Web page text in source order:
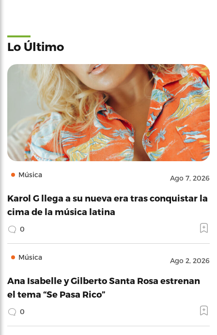
Lo Último
Música Ago 7, 2026
Karol G llega a su nueva era tras conquistar la
cima de la música latina
0
Música Ago 2, 2026
Ana Isabelle y Gilberto Santa Rosa estrenan
el tema “Se Pasa Rico”
0